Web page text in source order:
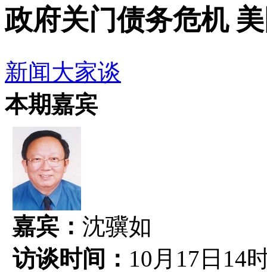
政府关门债务危机
新闻大家谈
本期嘉宾
嘉宾： 沈骥如
访谈时间： 10月17日14